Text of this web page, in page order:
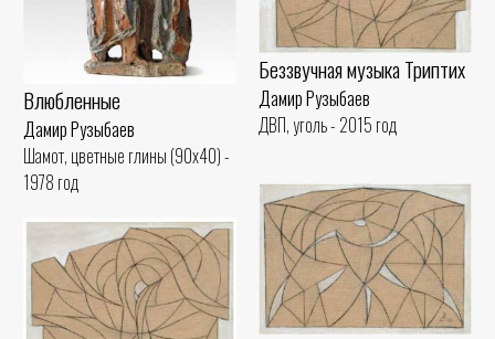
Влюбленные
Дамир Рузыбаев
Шамот, цветные глины (90x40) -
1978 год
Беззвучная музыка Триптих
Дамир Рузыбаев
ДВП, уголь - 2015 год